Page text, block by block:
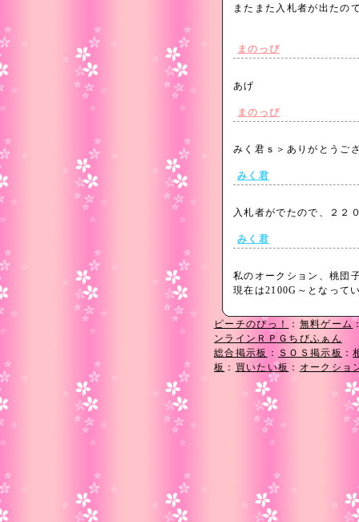
またまた入札者が出たの
まのっぴ
あげ
まのっぴ
みく君ｓ＞ありがとう
みく君
入札者がでたので、２
みく君
私のオークション、桃団
現在は2100G～となっ
ピーチのぴっ！ ： 無料ゲーム
ンラインＲＰＧちびふぁん
総合掲示板 ： ＳＯＳ掲示板 ：
板 ： 買いたい板 ： オークショ